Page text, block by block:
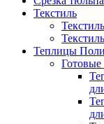
Текстиль
Теплицы